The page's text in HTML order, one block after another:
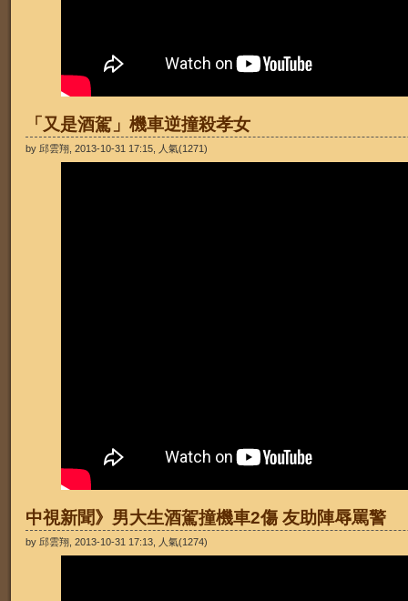
「又是酒駕」機車逆撞殺孝女
by 邱雲翔, 2013-10-31 17:15, 人氣(1271)
中視新聞》男大生酒駕撞機車2傷 友助陣辱罵警
by 邱雲翔, 2013-10-31 17:13, 人氣(1274)